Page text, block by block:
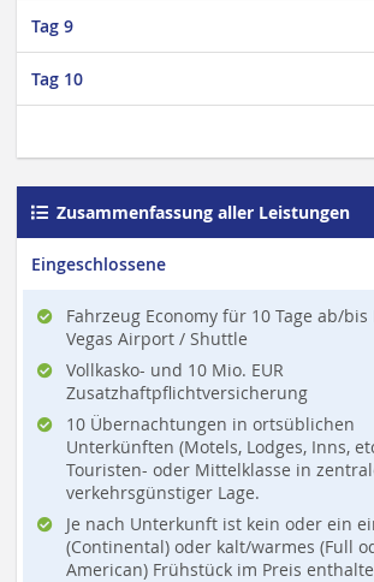
Tag 9
Tag 10
Zusammenfassung aller Leistungen
Eingeschlossene
Fahrzeug Economy für 10 Tage ab/bis
Vegas Airport / Shuttle
Vollkasko- und 10 Mio. EUR
Zusatzhaftpflichtversicherung
10 Übernachtungen in ortsüblichen
Unterkünften (Motels, Lodges, Inns,
Touristen- oder Mittelklasse in
verkehrsgünstiger Lage.
Je nach Unterkunft ist kein oder ein
(Continental) oder kalt/warmes (Full
American) Frühstück im Preis